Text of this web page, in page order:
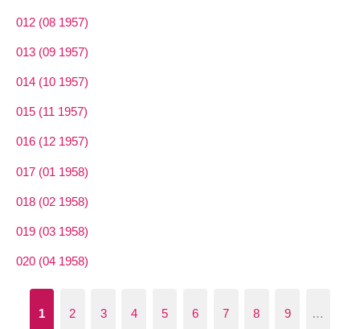
012 (08 1957)
013 (09 1957)
014 (10 1957)
015 (11 1957)
016 (12 1957)
017 (01 1958)
018 (02 1958)
019 (03 1958)
020 (04 1958)
1 2 3 4 5 6 7 8 9 …